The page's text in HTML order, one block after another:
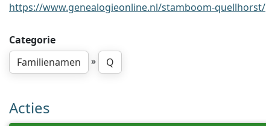
https://www.genealogieonline.nl/stamboom-quellhorst/
Categorie
Familienamen
» Q
Acties